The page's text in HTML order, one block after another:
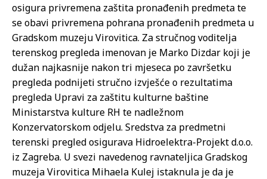
osigura privremena zaštita pronađenih predmeta te
se obavi privremena pohrana pronađenih predmeta u
Gradskom muzeju Virovitica. Za stručnog voditelja
terenskog pregleda imenovan je Marko Dizdar koji je
dužan najkasnije nakon tri mjeseca po završetku
pregleda podnijeti stručno izvješće o rezultatima
pregleda Upravi za zaštitu kulturne baštine
Ministarstva kulture RH te nadležnom
Konzervatorskom odjelu. Sredstva za predmetni
terenski pregled osigurava Hidroelektra-Projekt d.o.o.
iz Zagreba. U svezi navedenog ravnateljica Gradskog
muzeja Virovitica Mihaela Kulej istaknula je da je